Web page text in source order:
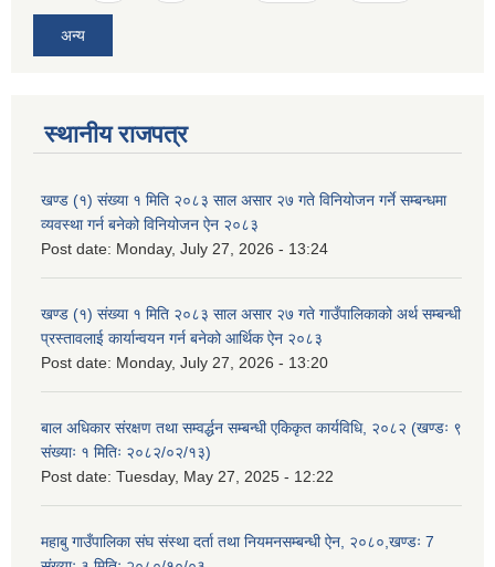
अन्य
स्थानीय राजपत्र
खण्ड (१) संख्या १ मिति २०८३ साल असार २७ गते विनियोजन गर्ने सम्बन्धमा
व्यवस्था गर्न बनेको विनियोजन ऐन २०८३
Post date: Monday, July 27, 2026 - 13:24
खण्ड (१) संख्या १ मिति २०८३ साल असार २७ गते गाउँपालिकाको अर्थ सम्बन्धी
प्रस्तावलाई कार्यान्वयन गर्न बनेको आर्थिक ऐन २०८३
Post date: Monday, July 27, 2026 - 13:20
बाल अधिकार संरक्षण तथा सम्वर्द्धन सम्बन्धी एकिकृत कार्यविधि, २०८२ (खण्डः ९
संख्याः १ मितिः २०८२/०२/१३)
Post date: Tuesday, May 27, 2025 - 12:22
महाबु गाउँपालिका संघ संस्था दर्ता तथा नियमनसम्बन्धी ऐन, २०८०,खण्डः 7